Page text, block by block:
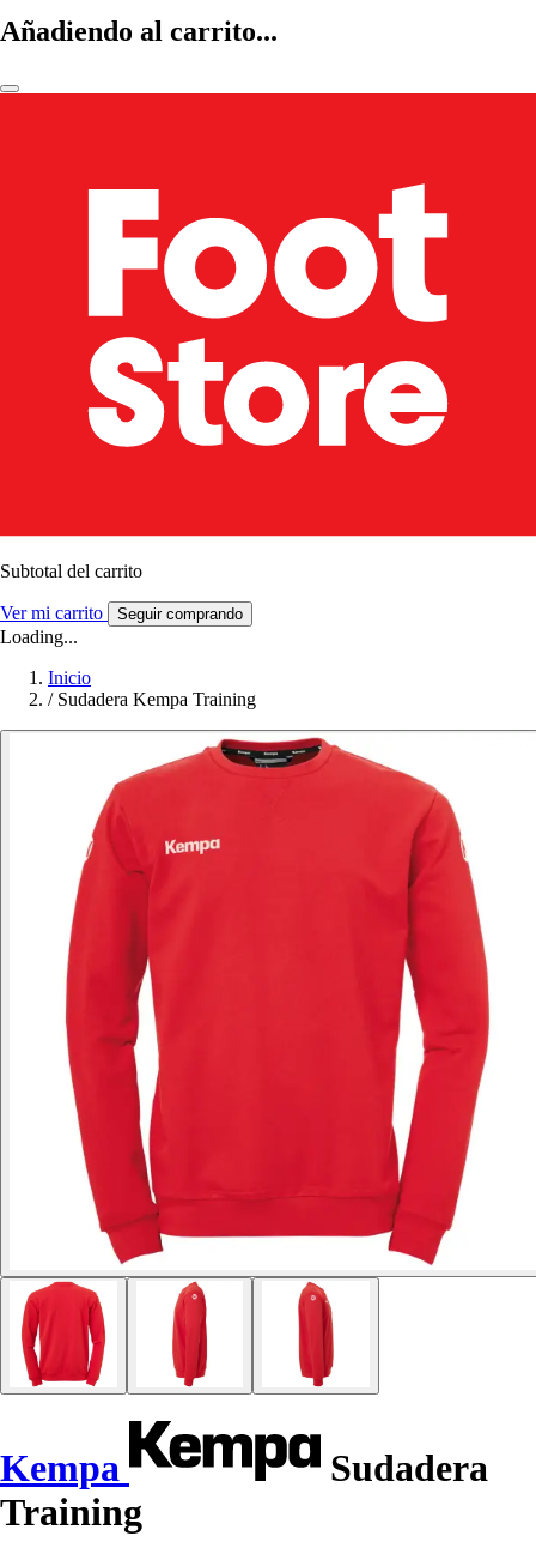
Añadiendo al carrito...
Subtotal del carrito
Ver mi carrito Seguir comprando
Loading...
Inicio
/ Sudadera Kempa Training
Kempa
Sudadera
Training